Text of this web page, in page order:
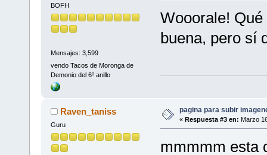
BOFH
Mensajes: 3,599
vendo Tacos de Moronga de
Demonio del 6º anillo
Wooorale!
buena, pero sí
Raven_taniss
Guru
pagina para subir
« Respuesta #3 en: Marzo
mmmmm esta